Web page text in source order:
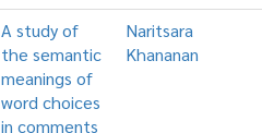
A study of
the semantic
meanings of
word choices
in comments
Naritsara
Khananan